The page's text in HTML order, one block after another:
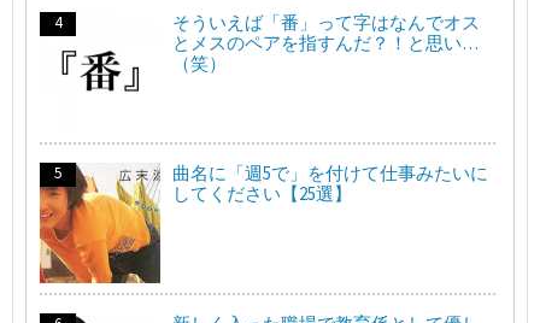
そういえば「番」って字はなんでオス
とメスのペアを指すんだ？！と思い…
（笑）
曲名に「週5で」を付けて仕事みたいに
してください【25選】